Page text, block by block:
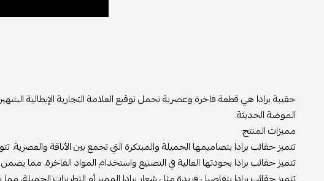
حقيبة برادا هي قطعة فاخرة وعصرية تحمل توقيع العلامة التجارية الإيطالية
الموضة الحديثة.
مميزات المنتج:
تتميز حقائب برادا بتصاميمها الجميلة والمبتكرة التي تجمع بين الأناقة
تتميز حقائب برادا بجودتها العالية في التصنيع واستخدام المواد الفاخرة، مما